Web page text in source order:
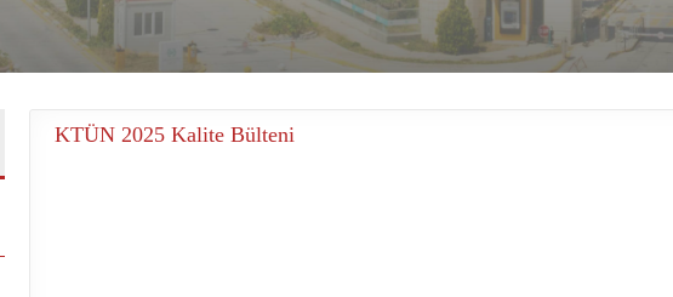
KTÜN 2025 Kalite Bülteni